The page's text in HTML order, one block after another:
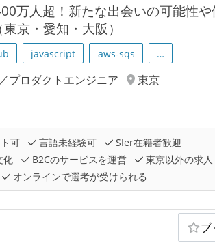
万人超！新たな出会いの可能性
京・愛知・大阪）
javascript aws-sqs …
プロダクトエンジニア
東京
可 言語未経験可
SIer在籍者歓迎
化 B2Cのサービスを運営
東京以外の求人
オンラインで選考が受けられる
ブ